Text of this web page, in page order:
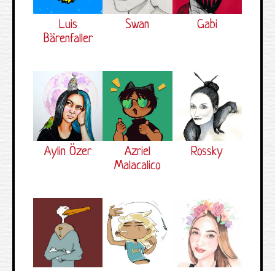
Luis
Bärenfaller
Swan Gabi
Aylin Özer
Azriel
Malacalico
Rossky